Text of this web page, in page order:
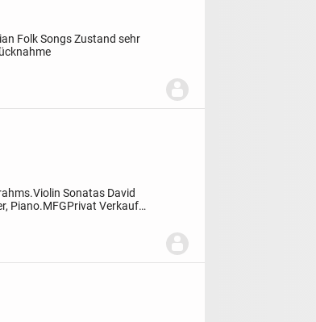
Folk SongsZustand sehr
Violin Sonatas David
Piano.MFGPrivat Verkauf